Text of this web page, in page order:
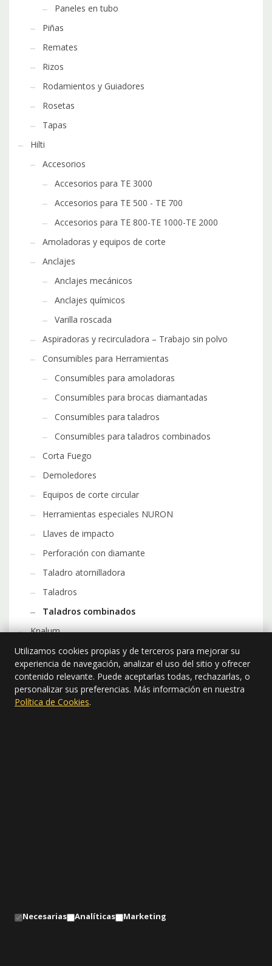
Utilizamos cookies propias y de terceros para mejorar su
experiencia de navegación, analizar el uso del sitio y ofrecer
contenido relevante. Puede aceptarlas todas, rechazarlas, o
personalizar sus preferencias. Más información en nuestra
Política de Cookies.
Necesarias Analíticas Marketing
Paneles en tubo
Piñas
Remates
Rizos
Rodamientos y Guiadores
Rosetas
Tapas
Hilti
Accesorios
Accesorios para TE 3000
Accesorios para TE 500 - TE 700
Accesorios para TE 800-TE 1000-TE 2000
Amoladoras y equipos de corte
Anclajes
Anclajes mecánicos
Anclajes químicos
Varilla roscada
Aspiradoras y recirculadora – Trabajo sin polvo
Consumibles para Herramientas
Consumibles para amoladoras
Consumibles para brocas diamantadas
Consumibles para taladros
Consumibles para taladros combinados
Corta Fuego
Demoledores
Equipos de corte circular
Herramientas especiales NURON
Llaves de impacto
Perforación con diamante
Taladro atornilladora
Taladros
Taladros combinados
Knalum
Accesorios
Bajantes
Canales
Demos